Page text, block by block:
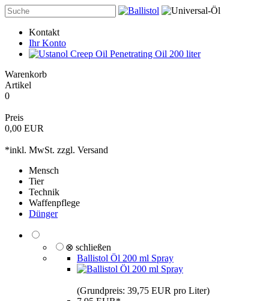
Kontakt
Ihr Konto
Warenkorb
Artikel
0
Preis
0,00 EUR
*inkl. MwSt. zzgl. Versand
Mensch
Tier
Technik
Waffenpflege
Dünger
⊗ schließen
Ballistol Öl 200 ml Spray
(Grundpreis: 39,75 EUR pro Liter)